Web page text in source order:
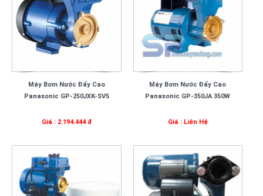
Máy Bơm Nước Đẩy Cao
Panasonic GP-250JXK-SV5
Giá : 2.194.444 đ
Máy Bơm Nước Đẩy Cao
Panasonic GP-350JA 350W
Giá : Liên Hệ